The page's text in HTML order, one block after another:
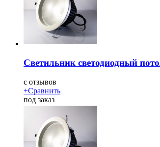
Светильник светодиодный
c отзывов
+Сравнить
под заказ